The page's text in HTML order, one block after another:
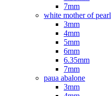
7mm
white mother of pearl
3mm
4mm
5mm
6mm
6.35mm
7mm
paua abalone
3mm